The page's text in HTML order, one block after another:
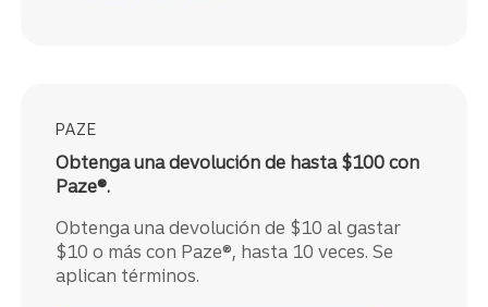
PAZE
Obtenga una devolución de hasta $100 con
Paze®.
Obtenga una devolución de $10 al gastar
$10 o más con Paze®, hasta 10 veces. Se
aplican términos.